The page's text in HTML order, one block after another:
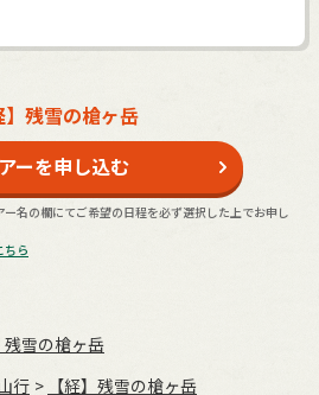
】残雪の槍ヶ岳
ーを申し込む
名の欄にてご希望の日程を必ず選択した上でお申し
ちら
残雪の槍ヶ岳
行
【経】残雪の槍ヶ岳